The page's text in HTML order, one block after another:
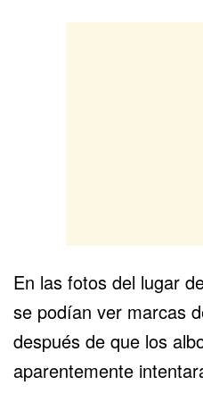
En las fotos del lugar
se podían ver marcas
después de que los
aparentemente